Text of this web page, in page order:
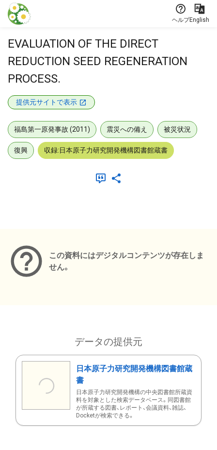
本文に飛ぶ
ヘルプEnglish
EVALUATION OF THE DIRECT
REDUCTION SEED REGENERATION
PROCESS.
提供元サイトで表示
福島第一原発事故 (2011) 震災への備え 被災状況
復興 収録:日本原子力研究開発機構図書館蔵書
この資料にはデジタルコンテンツが存在しま
せん。
データの提供元
日本原子力研究開発機構図書館蔵
書
日本原子力研究開発機構の中央図書館所蔵資
料を対象とした検索データベース。同図書館
が所蔵する図書、レポート、会議資料、雑誌、
Docketが検索できる。